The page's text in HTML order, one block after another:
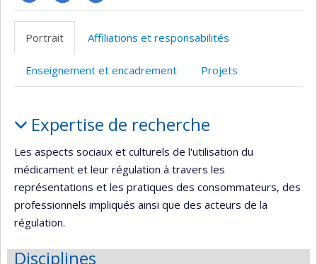
Page Site
l’unité
de
Bibliographie
Portrait
Affiliations et responsabilités
Enseignement et encadrement Projets
Expertise de recherche
Les aspects sociaux et culturels de l'utilisation du
médicament et leur régulation à travers les
représentations et les pratiques des consommateurs, des
professionnels impliqués ainsi que des acteurs de la
régulation.
Disciplines